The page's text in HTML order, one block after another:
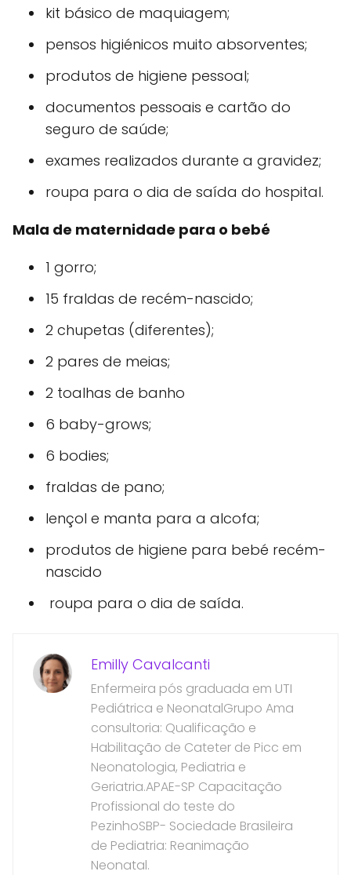
kit básico de maquiagem;
pensos higiénicos muito absorventes;
produtos de higiene pessoal;
documentos pessoais e cartão do
seguro de saúde;
exames realizados durante a gravidez;
roupa para o dia de saída do hospital.
Mala de maternidade para o bebé
1 gorro;
15 fraldas de recém-nascido;
2 chupetas (diferentes);
2 pares de meias;
2 toalhas de banho
6 baby-grows;
6 bodies;
fraldas de pano;
lençol e manta para a alcofa;
produtos de higiene para bebé recém-
nascido
roupa para o dia de saída.
Emilly Cavalcanti
Enfermeira pós graduada em UTI
Pediátrica e NeonatalGrupo Ama
consultoria: Qualificação e
Habilitação de Cateter de Picc em
Neonatologia, Pediatria e
Geriatria.APAE-SP Capacitação
Profissional do teste do
PezinhoSBP- Sociedade Brasileira
de Pediatria: Reanimação
Neonatal.